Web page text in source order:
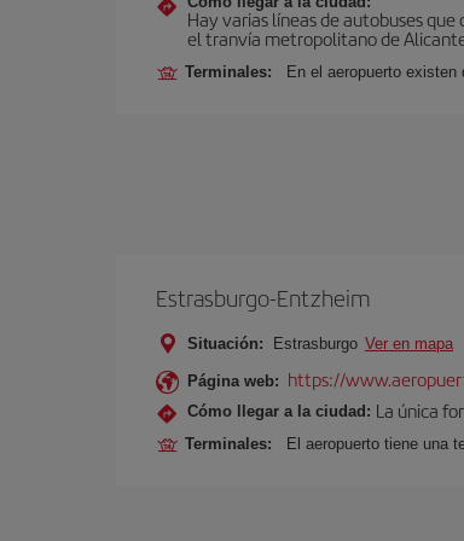
Hay varias líneas de autobuses
el tranvía metropolitano de
Terminales: En el aeropuerto
Estrasburgo-Entzheim
Situación: Estrasburgo Ver en mapa
Página web: https://
Cómo llegar a la ciudad: La única
Terminales: El aeropuerto tiene una